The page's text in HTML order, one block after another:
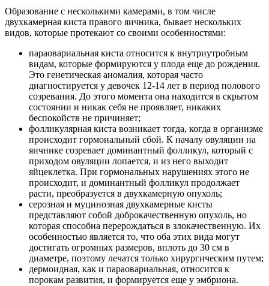
Образование с несколькими камерами, в том числе
двухкамерная киста правого яичника, бывает нескольких
видов, которые протекают со своими особенностями:
параовариальная киста относится к внутриутробным
видам, которые формируются у плода еще до рождения.
Это генетическая аномалия, которая часто
диагностируется у девочек 12-14 лет в период полового
созревания. До этого момента она находится в скрытом
состоянии и никак себя не проявляет, никаких
беспокойств не причиняет;
фолликулярная киста возникает тогда, когда в организме
происходит гормональный сбой. К началу овуляции на
яичнике созревает доминантный фолликул, который с
приходом овуляции лопается, и из него выходит
яйцеклетка. При гормональных нарушениях этого не
происходит, и доминантный фолликул продолжает
расти, преобразуется в двухкамерную опухоль;
серозная и муцинозная двухкамерные кисты
представляют собой доброкачественную опухоль, но
которая способна перерождаться в злокачественную. Их
особенностью является то, что оба этих вида могут
достигать огромных размеров, вплоть до 30 см в
диаметре, поэтому лечатся только хирургическим путем;
дермоидная, как и параовариальная, относится к
порокам развития, и формируется еще у эмбриона.